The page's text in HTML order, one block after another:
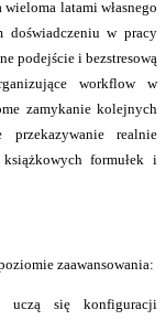
latami własnego
doświadczeniu w pracy
podejście i bezstresową
workflow w
zamykanie kolejnych
realnie
formułek i
zaawansowania:
uczą się konfiguracji